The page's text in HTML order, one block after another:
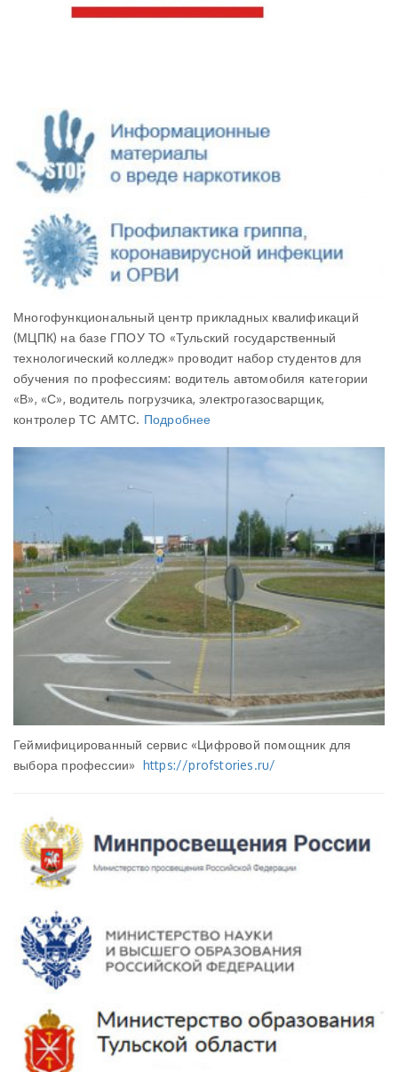
Многофункциональный центр прикладных квалификаций
(МЦПК) на базе ГПОУ ТО «Тульский государственный
технологический колледж» проводит набор студентов для
обучения по профессиям: водитель автомобиля категории
«В», «С», водитель погрузчика, электрогазосварщик,
контролер ТС АМТС. Подробнее
Геймифицированный сервис «Цифровой помощник для
выбора профессии» https://profstories.ru/